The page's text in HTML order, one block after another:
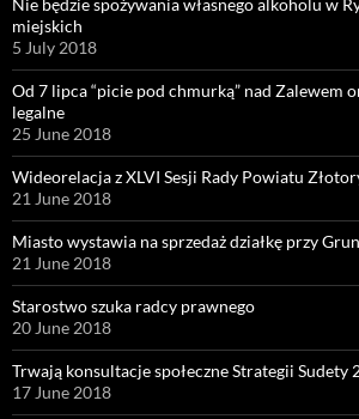
miejskich
5 July 2018
Od 7 lipca “picie pod chmurką” nad Zalewem
legalne
25 June 2018
Wideorelacja z XLVI Sesji Rady Powiatu
21 June 2018
Miasto wystawia na sprzedaż działkę przy
21 June 2018
Starostwo szuka radcy prawnego
20 June 2018
Trwają konsultacje społeczne Strategii Sudety
17 June 2018